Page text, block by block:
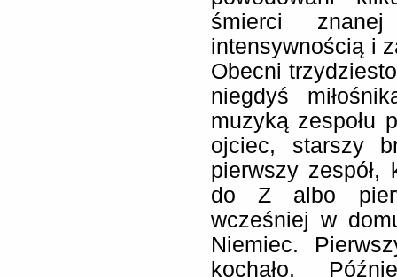
śmierci
intensywnością i
Obecni
niegdyś
muzyką zespołu
ojciec, starszy
pierwszy
do Z albo
wcześniej w
Niemiec.
kochało.